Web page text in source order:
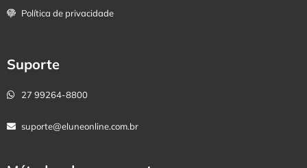
Política de privacidade
Suporte
27 99264-8800
suporte@eluneonline.com.br